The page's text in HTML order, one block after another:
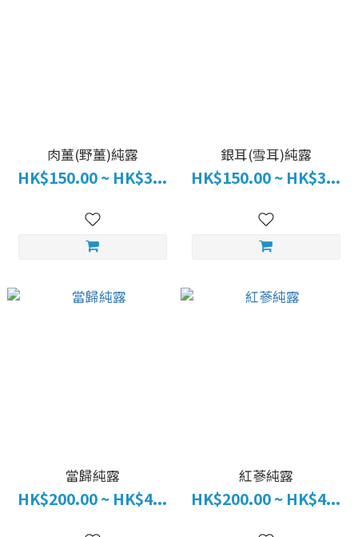
肉薑(野薑)純露
HK$150.00 ~ HK$3...
銀耳(雪耳)純露
HK$150.00 ~ HK$3...
當歸純露
HK$200.00 ~ HK$4...
紅蔘純露
HK$200.00 ~ HK$4...